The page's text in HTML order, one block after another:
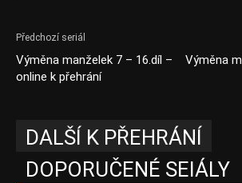
Předchozí seriál
Výměna manželek 7 – 16.díl –
online k přehrání
Výměna
DALŠÍ K PŘEHRÁNÍ
DOPORUČENÉ SEIÁLY